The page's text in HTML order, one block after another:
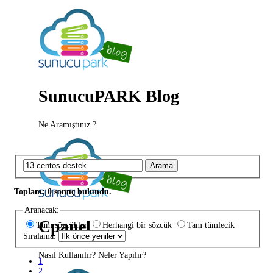
SunucuPARK Blog
Ne Aramıştınız ?
Cpanel
Nasıl Kullanılır? Neler Yapılır?
Arama
Toplam: 0 sonuç bulundu.
Aranacak:
Tüm sözcükler
Herhangi bir sözcük
Tam tümlecik
Sıralama:
1
2